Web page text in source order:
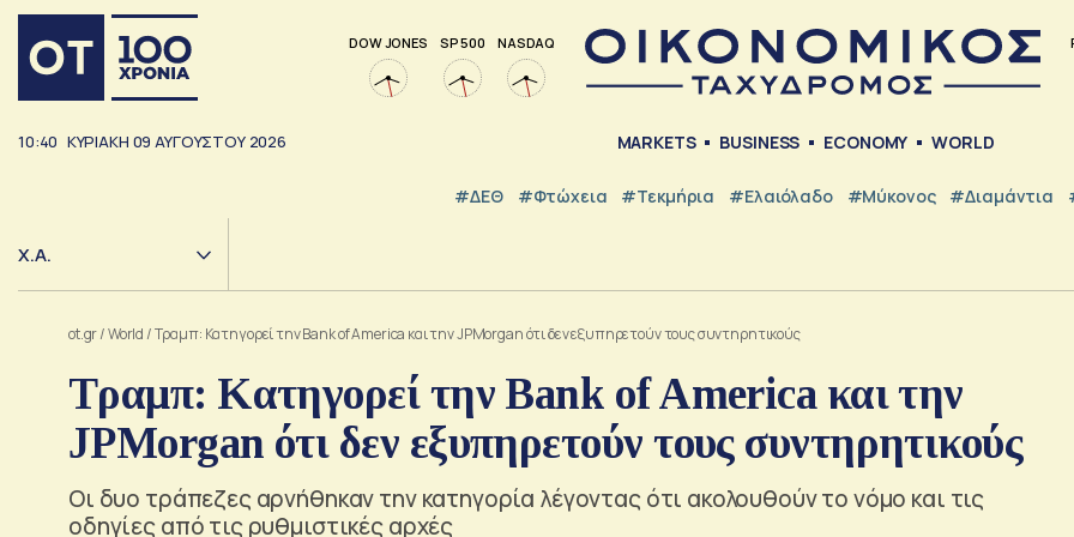
DOW JONES SP 500 NASDAQ
10:40 ΚΥΡΙΑΚΗ 09 ΑΥΓΟΥΣΤΟΥ 2026 MARKETS BUSINESS ECONOMY WORLD
#ΔΕΘ #Φτώχεια #Τεκμήρια #Ελαιόλαδο #Μύκονος #Διαμάντια
Χ.Α.
ot.gr/World /Τραμπ: Kατηγορεί την Bank of America και την JPMorgan ότι δεν εξυπηρετούν τους συντηρητικούς
Τραμπ: Kατηγορεί την Bank of America και την
JPMorgan ότι δεν εξυπηρετούν τους συντηρητικούς
Οι δυο τράπεζες αρνήθηκαν την κατηγορία λέγοντας ότι ακολουθούν το νόμο και τις
οδηγίες από τις ρυθμιστικές αρχές